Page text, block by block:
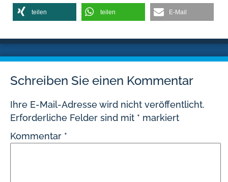
teilen teilen E-Mail
Schreiben Sie einen Kommentar
Ihre E-Mail-Adresse wird nicht veröffentlicht.
Erforderliche Felder sind mit * markiert
Kommentar *